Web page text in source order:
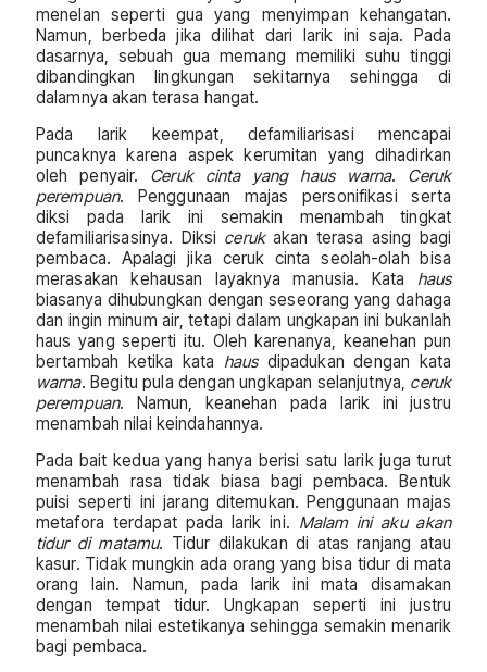
menelan seperti gua yang menyimpan kehangatan.
Namun, berbeda jika dilihat dari larik ini saja. Pada
dasarnya, sebuah gua memang memiliki suhu tinggi
dibandingkan lingkungan sekitarnya sehingga di
dalamnya akan terasa hangat.
Pada larik keempat, defamiliarisasi mencapai
puncaknya karena aspek kerumitan yang dihadirkan
oleh penyair. Ceruk cinta yang haus warna. Ceruk
perempuan. Penggunaan majas personifikasi serta
diksi pada larik ini semakin menambah tingkat
defamiliarisasinya. Diksi cerukakan terasa asing bagi
pembaca. Apalagi jika ceruk cinta seolah-olah bisa
merasakan kehausan layaknya manusia. Kata haus
biasanya dihubungkan dengan seseorang yang dahaga
dan ingin minum air, tetapi dalam ungkapan ini bukanlah
haus yang seperti itu. Oleh karenanya, keanehan pun
bertambah ketika kata hausdipadukan dengan kata
warna. Begitu pula dengan ungkapan selanjutnya, ceruk
perempuan. Namun, keanehan pada larik ini justru
menambah nilai keindahannya.
Pada bait kedua yang hanya berisi satu larik juga turut
menambah rasa tidak biasa bagi pembaca. Bentuk
puisi seperti ini jarang ditemukan. Penggunaan majas
metafora terdapat pada larik ini. Malam ini aku akan
tidur di matamu. Tidur dilakukan di atas ranjang atau
kasur. Tidak mungkin ada orang yang bisa tidur di mata
orang lain. Namun, pada larik ini mata disamakan
dengan tempat tidur. Ungkapan seperti ini justru
menambah nilai estetikanya sehingga semakin menarik
bagi pembaca.